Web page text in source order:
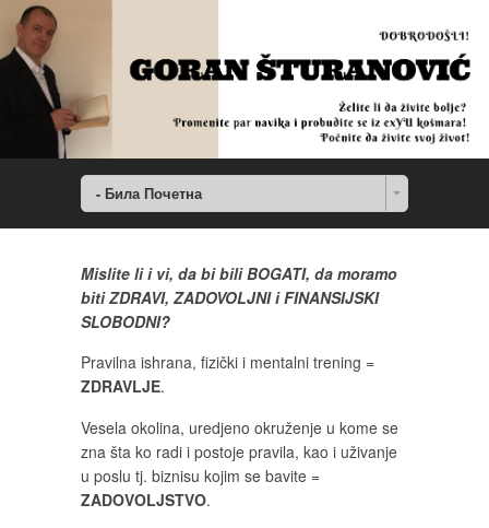
- Била Почетна
Mislite li i vi, da bi bili BOGATI, da moramo
biti ZDRAVI, ZADOVOLJNI i FINANSIJSKI
SLOBODNI?
Pravilna ishrana, fizički i mentalni trening =
ZDRAVLJE.
Vesela okolina, uredjeno okruženje u kome se
zna šta ko radi i postoje pravila, kao i uživanje
u poslu tj. biznisu kojim se bavite =
ZADOVOLJSTVO.